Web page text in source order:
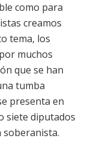
como para
creamos
tema, los
muchos
que se han
tumba
presenta en
siete diputados
soberanista.